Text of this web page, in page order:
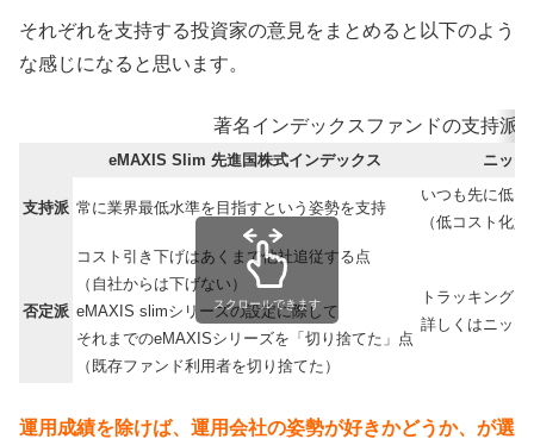
それぞれを支持する投資家の意見をまとめると以下のよう
な感じになると思います。
著名インデックスファンドの支持派
eMAXIS Slim 先進国株式インデックス ニッセ
支持派 常に業界最低水準を目指すという姿勢を支持
いつも先に低
（低コスト化
否定派
コスト引き下げはあくまで他社追従する点
（自社からは下げない）
eMAXIS slimシリーズの設定に際して
それまでのeMAXISシリーズを「切り捨てた」点
（既存ファンド利用者を切り捨てた）
トラッキング
詳しくはニッ
スクロールできます
運用成績を除けば、運用会社の姿勢が好きかどうか、が選